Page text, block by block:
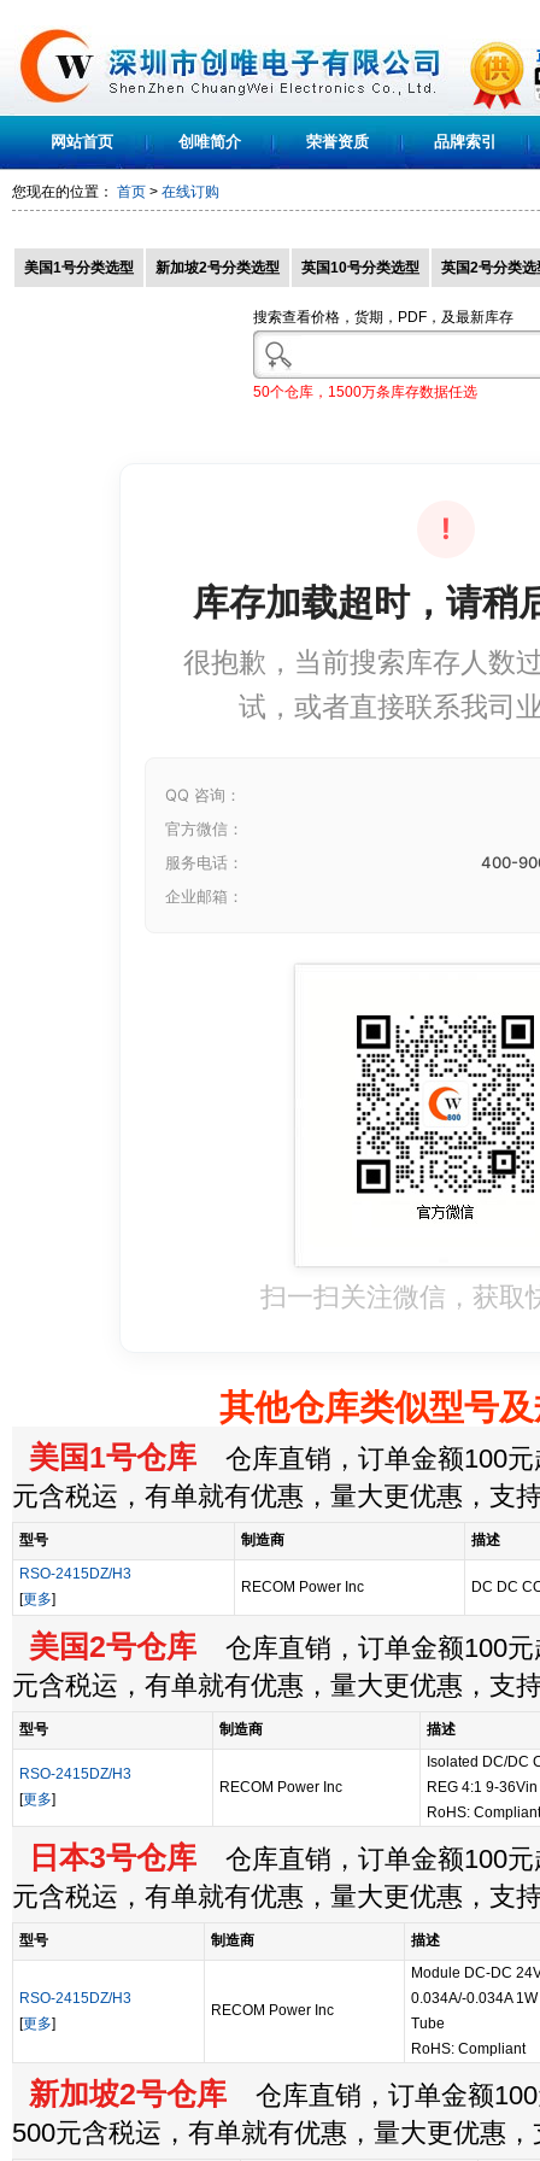
网站首页 创唯简介 荣誉资质 品牌索引
您现在的位置： 首页 > 在线订购
美国1号分类选型 新加坡2号分类选型 英国10号分类选型 英国2号分类选
搜索查看价格，货期，PDF，及最新库存
50个仓库，1500万条库存数据任选
!
库存加载超时，请稍
很抱歉，当前搜索库存人数
试，或者直接联系我司
QQ 咨询：
官方微信：
服务电话：
400-
企业邮箱：
扫一扫关注微信，获取
其他仓库类似型号
美国1号仓库 仓库直销，订单金额100元
元含税运，有单就有优惠，量大更优惠，支
型号 制造商
描述
RSO-2415DZ/H3
[更多]
RECOM Power Inc DC DC
美国2号仓库 仓库直销，订单金额100元
元含税运，有单就有优惠，量大更优惠，支
型号 制造商 描述
RSO-2415DZ/H3
[更多]
RECOM Power Inc
Isolated DC/DC
REG 4:1 9-
RoHS: Compliant
日本3号仓库 仓库直销，订单金额100元
元含税运，有单就有优惠，量大更优惠，支
型号 制造商 描述
RSO-2415DZ/H3
[更多]
RECOM Power Inc
Module DC-DC
0.034A/-0.034A
Tube
RoHS: Compliant
新加坡2号仓库 仓库直销，订单金额
500元含税运，有单就有优惠，量大更优惠